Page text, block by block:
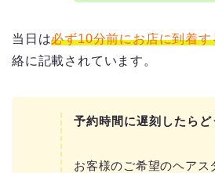
当日は必ず10分前にお店に到着す
絡に記載されています。
予約時間に遅刻したらど
お客様のご希望のヘアス